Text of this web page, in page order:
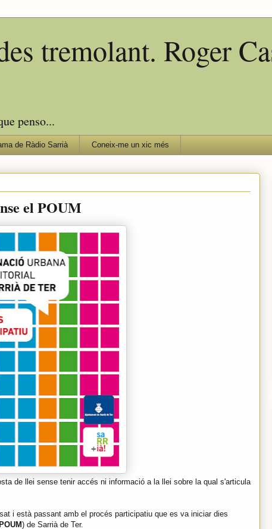
tremolant. Roger
penso...
de Ràdio Sarrià Coneix-me un xic més
el POUM
de llei sense tenir accés ni informació a la llei sobre la qual s'articula
i està passant amb el procés participatiu que es va iniciar dies
) de Sarrià de Ter.